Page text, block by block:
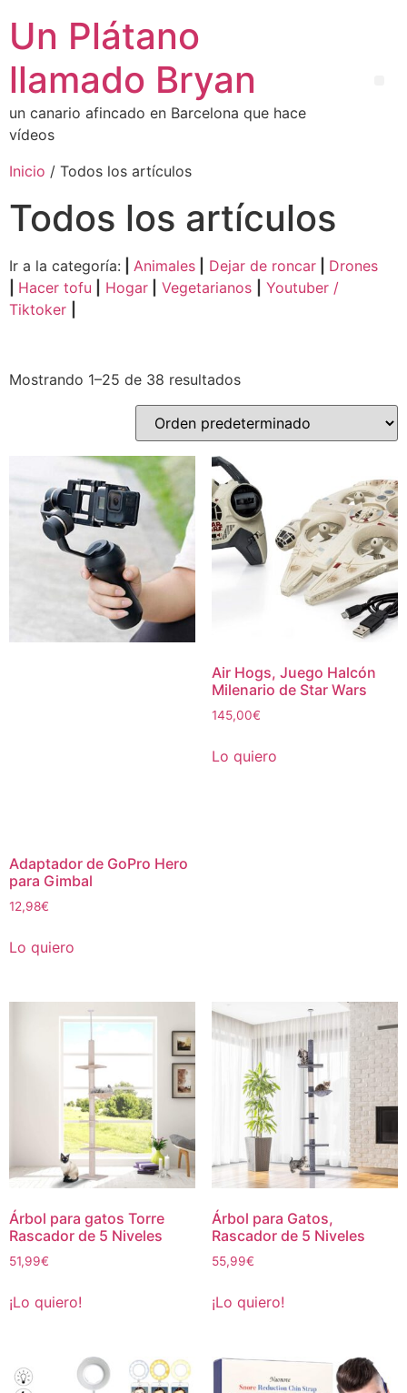
Un Plátano
llamado Bryan
un canario afincado en Barcelona que hace
vídeos
Inicio / Todos los artículos
Todos los artículos
Ir a la categoría: Animales Dejar de roncar
Drones
Hacer tofu Hogar Vegetarianos
Youtuber /
Tiktoker
Mostrando 1–25 de 38 resultados
Adaptador de GoPro Hero
para Gimbal
12,98€
Lo quiero
Air Hogs, Juego Halcón
Milenario de Star Wars
145,00€
Lo quiero
Árbol para gatos Torre
Rascador de 5 Niveles
51,99€
¡Lo quiero!
Árbol para Gatos,
Rascador de 5 Niveles
55,99€
¡Lo quiero!